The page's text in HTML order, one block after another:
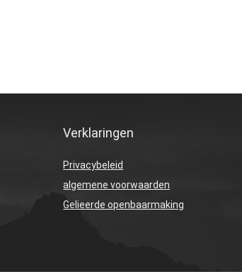
Verklaringen
Privacybeleid
algemene voorwaarden
Gelieerde openbaarmaking